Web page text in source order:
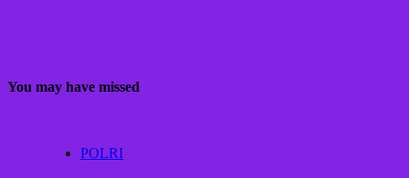
You may have missed
POLRI